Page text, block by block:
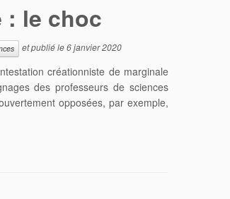
: le choc
et publié le6 janvier 2020
créationniste de marginale
des professeurs de sciences
opposées, par exemple,